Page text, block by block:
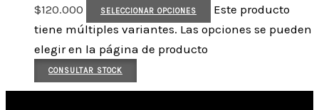
$120.000 SELECCIONAR OPCIONES
Este producto
tiene múltiples variantes. Las opciones se pueden
elegir en la página de producto
CONSULTAR STOCK